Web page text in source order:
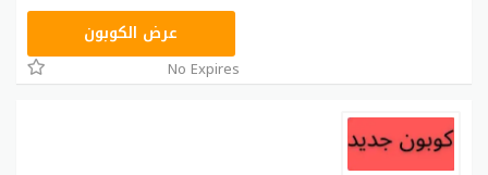
MAYMEعرض الكوبون
No Expires